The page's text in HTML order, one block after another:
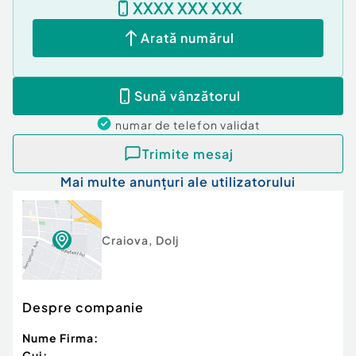
Cod ofertă / ID BLITZ: P174905
Id intern: P174905
Tip imobil:Bloc de apartamente
Nr. locuri parcare:1
XXXX XXX XXX
Arată numărul
Sună vânzătorul
numar de telefon validat
Trimite mesaj
Mai multe anunțuri ale utilizatorului
Craiova, Dolj
Despre companie
Nume Firma: